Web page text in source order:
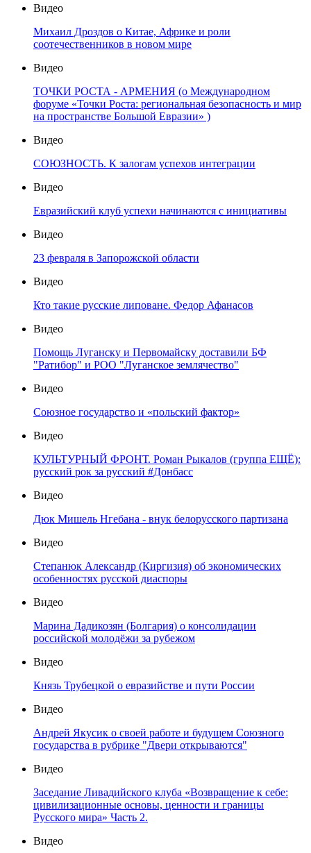
Видео
Михаил Дроздов о Китае, Африке и роли
соотечественников в новом мире
Видео
ТОЧКИ РОСТА - АРМЕНИЯ (о Международном
форуме «Точки Роста: региональная безопасность и мир
на пространстве Большой Евразии» )
Видео
СОЮЗНОСТЬ. К залогам успехов интеграции
Видео
Евразийский клуб успехи начинаются с инициативы
Видео
23 февраля в Запорожской области
Видео
Кто такие русские липоване. Федор Афанасов
Видео
Помощь Луганску и Первомайску доставили БФ
"Ратибор" и РОО "Луганское землячество"
Видео
Союзное государство и «польский фактор»
Видео
КУЛЬТУРНЫЙ ФРОНТ. Роман Рыкалов (группа ЕЩЁ):
русский рок за русский #Донбасс
Видео
Дюк Мишель Нгебана - внук белорусского партизана
Видео
Степанюк Александр (Киргизия) об экономических
особенностях русской диаспоры
Видео
Марина Дадикозян (Болгария) о консолидации
российской молодёжи за рубежом
Видео
Князь Трубецкой о евразийстве и пути России
Видео
Андрей Якусик о своей работе и будущем Союзного
государства в рубрике "Двери открываются"
Видео
Заседание Ливадийского клуба «Возвращение к себе:
цивилизационные основы, ценности и границы
Русского мира» Часть 2.
Видео